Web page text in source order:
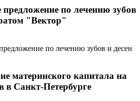
предложение по лечению зубов
"Вектор"
материнского капитала на
в Санкт-Петербурге